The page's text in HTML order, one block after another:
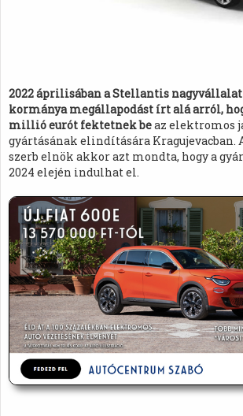
2022 áprilisában a Stellantis nagyvállalat
kormánya megállapodást írt alá arról,
millió eurót fektetnek beaz elektromos
gyártásának elindítására Kragujevacban.
szerb elnök akkor azt mondta, hogy a
2024 elején indulhat el.